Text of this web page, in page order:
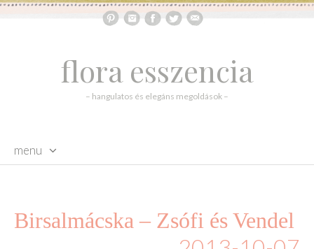
flora esszencia
– hangulatos és elegáns megoldások –
menu
Birsalmácska – Zsófi és Vendel